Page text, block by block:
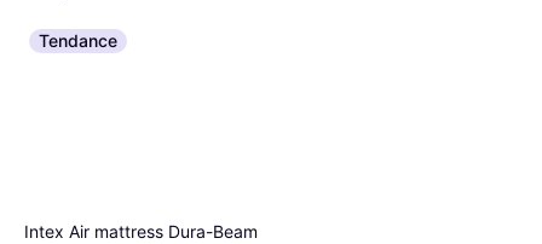
Tendance
Intex Air mattress Dura-Beam